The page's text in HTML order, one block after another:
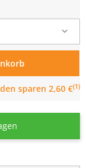
sparen 2,60 €(1)